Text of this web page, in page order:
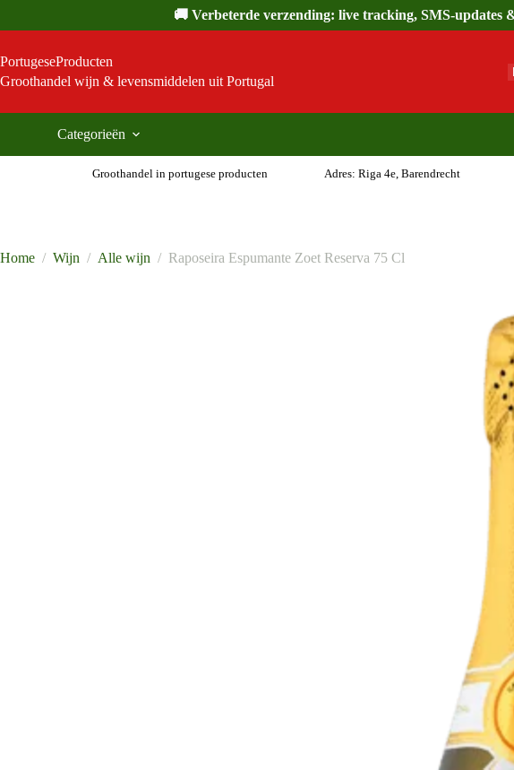
inhoud
🚚 Verbeterde verzending: live tracking, SMS-
PortugeseProducten
Groothandel wijn & levensmiddelen uit Portugal
Categorieën
Groothandel in portugese producten Adres: Riga 4e, Barendrecht
Home / Wijn / Alle wijn / Raposeira Espumante Zoet Reserva 75 Cl